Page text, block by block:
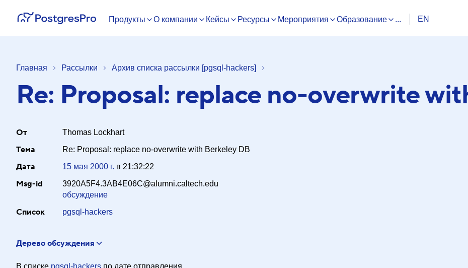
Продукты О компании Кейсы Ресурсы Мероприятия Образование ... EN
Главная Рассылки Архив списка рассылки [pgsql-hackers]
Re: Proposal: replace no-overwrite
От Thomas Lockhart
Тема Re: Proposal: replace no-overwrite with Berkeley DB
Дата 15 мая 2000 г. в 21:32:22
Msg-id
3920A5F4.3AB4E06C@alumni.caltech.edu
обсуждение
Список pgsql-hackers
Дерево обсуждения
В списке pgsql-hackers по дате отправления